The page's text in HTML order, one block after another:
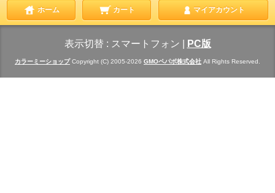
ホーム カート マイアカウント
表示切替 : スマートフォン PC版
カラーミーショップCopyright (C) 2005-2026 GMOペパボ株式会社 All Rights Reserved.